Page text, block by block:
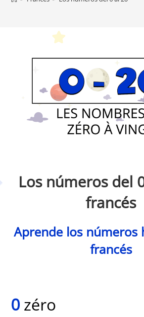
Los números del
francés
Aprende los números
francés
0 zéro